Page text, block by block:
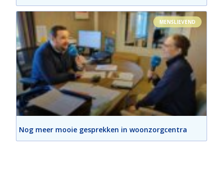
MENSLIEVEND
Nog meer mooie gesprekken in woonzorgcentra